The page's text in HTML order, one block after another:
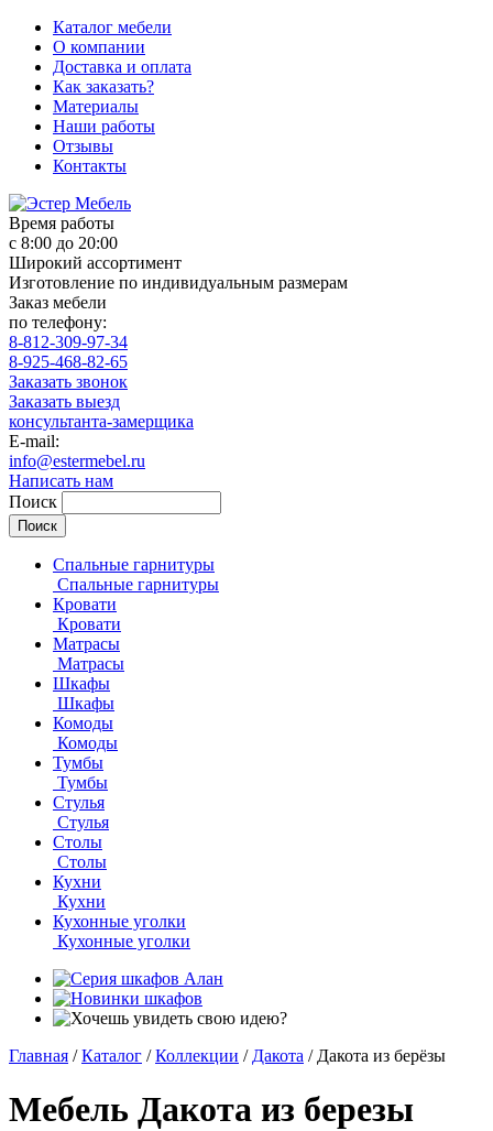
Каталог мебели
О компании
Доставка и оплата
Как заказать?
Материалы
Наши работы
Отзывы
Контакты
Время работы
с 8:00 до 20:00
Широкий ассортимент
Изготовление по индивидуальным размерам
Заказ мебели
по телефону:
8-812-309-97-34
8-925-468-82-65
Заказать звонок
Заказать выезд
консультанта-замерщика
E-mail:
info@estermebel.ru
Написать нам
Поиск
Спальные гарнитуры
Спальные гарнитуры
Кровати
Кровати
Матрасы
Матрасы
Шкафы
Шкафы
Комоды
Комоды
Тумбы
Тумбы
Стулья
Стулья
Столы
Столы
Кухни
Кухни
Кухонные уголки
Кухонные уголки
Главная / Каталог / Коллекции / Дакота / Дакота из берёзы
Мебель Дакота из березы